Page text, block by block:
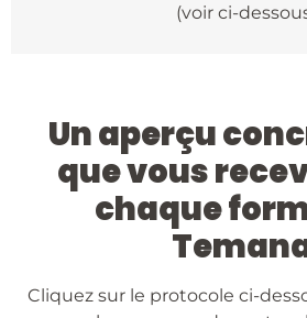
(voir ci-
Un aperçu
que vous
chaque
Cliquez sur le protocole ci-